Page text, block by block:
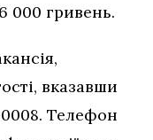
000 гривень.
вказавши
Телефон